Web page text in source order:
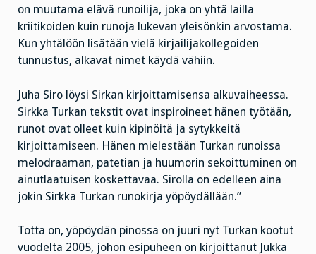
on muutama elävä runoilija, joka on yhtä lailla
kriitikoiden kuin runoja lukevan yleisönkin arvostama.
Kun yhtälöön lisätään vielä kirjailijakollegoiden
tunnustus, alkavat nimet käydä vähiin.
Juha Siro löysi Sirkan kirjoittamisensa alkuvaiheessa.
Sirkka Turkan tekstit ovat inspiroineet hänen työtään,
runot ovat olleet kuin kipinöitä ja sytykkeitä
kirjoittamiseen. Hänen mielestään Turkan runoissa
melodraaman, patetian ja huumorin sekoittuminen on
ainutlaatuisen koskettavaa. Sirolla on edelleen aina
jokin Sirkka Turkan runokirja yöpöydällään.”
Totta on, yöpöydän pinossa on juuri nyt Turkan kootut
vuodelta 2005, johon esipuheen on kirjoittanut Jukka